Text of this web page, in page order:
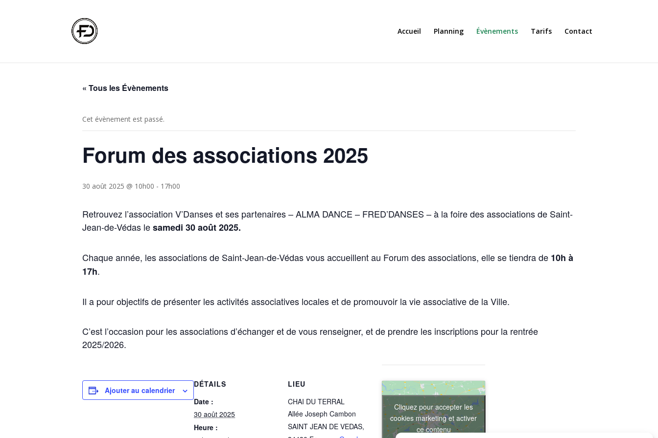
Accueil Planning Évènements Tarifs Contact
« Tous les Évènements
Cet évènement est passé.
Forum des associations 2025
30 août 2025 @ 10h00 - 17h00
Retrouvez l’association V’Danses et ses partenaires – ALMA DANCE – FRED’DANSES – à la foire des associations de Saint-
Jean-de-Védas lesamedi 30 août 2025.
Chaque année, les associations de Saint-Jean-de-Védas vous accueillent au Forum des associations, elle se tiendra de 10h à
17h.
Il a pour objectifs de présenter les activités associatives locales et de promouvoir la vie associative de la Ville.
C’est l’occasion pour les associations d’échanger et de vous renseigner, et de prendre les inscriptions pour la rentrée
2025/2026.
Ajouter au calendrier
DÉTAILS
Date :
30 août 2025
Heure :
LIEU
CHAI DU TERRAL
Allée Joseph Cambon
SAINT JEAN DE VEDAS,
Cliquez pour accepter les
cookies marketing et activer
ce contenu